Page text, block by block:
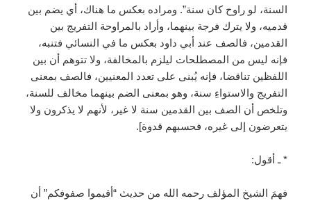
السنة، لو راوح كان سنة”. ومراده بعكس ما هناك، أي يضم بين
قدميه، ولا يترك فرجة بينهما، وأراد بالمراوحة التفريج بين
القدمين، فالصف عند أبي داود بعكس ما في النسائي فتنبه،
فإنه ليس من المصطلحات ليلزم بالمخالفة، ولا تتوهم أن بين
اللفظين تناقضا، فإنه يُبنى على تعدد المعنيين، فالصف بمعنى
التفريج والاستواءِ سنة، وهو بمعنى الضم بينهما مخالف للسنة،
وتلخص أن الصف بين القدمين سنة لا غير، لأنهم لا يذكرون ولا
يتعرضون إلى غيره، فحسبهم قدوة].
* ـ أقول:
فهمَ الشيخ المؤلف رحمه الله من حديث “أقيموا صفوفكم” أن